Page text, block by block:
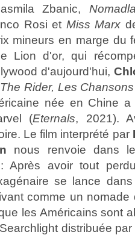
Zbanic,
Rosi et Miss Marx
mineurs en marge du
Lion d'or, qui
d'aujourd'hui,
The Rider, Les
née en Chine
(Eternals, 2021).
Le film interprété par
nous renvoie dans
Après avoir tout
se lance
comme un
les Américains sont
distribuée